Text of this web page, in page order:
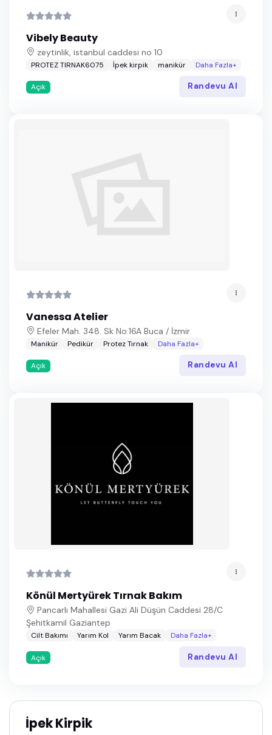
Vibely Beauty
zeytinlik, istanbul caddesi no 10
PROTEZ TIRNAK6075 İpek kirpik manikür Daha Fazla+
Açık Randevu Al
Vanessa Atelier
Efeler Mah. 348. Sk No:16A Buca / İzmir
Manikür Pedikür Protez Tırnak Daha Fazla+
Açık Randevu Al
Könül Mertyürek Tırnak Bakım
Pancarlı Mahallesi Gazi Ali Düşün Caddesi 28/C
Şehitkamil Gaziantep
Cilt Bakımı Yarım Kol Yarım Bacak Daha Fazla+
Açık Randevu Al
İpek Kirpik